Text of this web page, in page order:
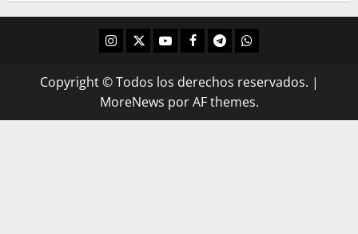
Copyright © Todos los derechos reservados. |
MoreNews por AF themes.